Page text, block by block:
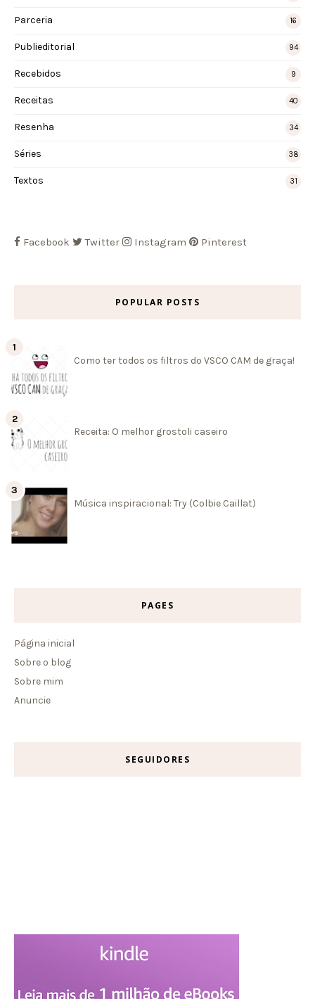
Parceria 16
Publieditorial 94
Recebidos 9
Receitas 40
Resenha 34
Séries 38
Textos 31
Facebook Twitter Instagram Pinterest
POPULAR POSTS
Como ter todos os filtros do VSCO CAM de graça!
Receita: O melhor grostoli caseiro
Música inspiracional: Try (Colbie Caillat)
PAGES
Página inicial
Sobre o blog
Sobre mim
Anuncie
SEGUIDORES